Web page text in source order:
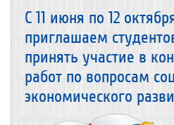
С 11 июня по 12
приглашаем
принять участие в
работ по вопросам
экономического